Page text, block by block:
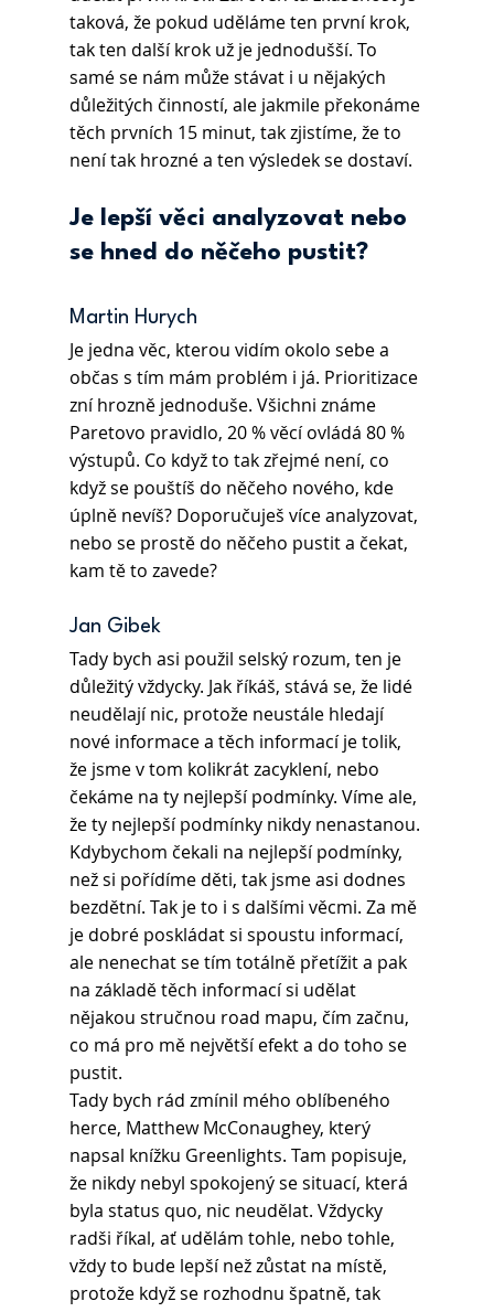
taková, že pokud uděláme ten první krok,
tak ten další krok už je jednodušší. To
samé se nám může stávat i u nějakých
důležitých činností, ale jakmile překonáme
těch prvních 15 minut, tak zjistíme, že to
není tak hrozné a ten výsledek se dostaví.
Je lepší věci analyzovat nebo
se hned do něčeho pustit?
Martin Hurych
Je jedna věc, kterou vidím okolo sebe a
občas s tím mám problém i já. Prioritizace
zní hrozně jednoduše. Všichni známe
Paretovo pravidlo, 20 % věcí ovládá 80 %
výstupů. Co když to tak zřejmé není, co
když se pouštíš do něčeho nového, kde
úplně nevíš? Doporučuješ více analyzovat,
nebo se prostě do něčeho pustit a čekat,
kam tě to zavede?
Jan Gibek
Tady bych asi použil selský rozum, ten je
důležitý vždycky. Jak říkáš, stává se, že lidé
neudělají nic, protože neustále hledají
nové informace a těch informací je tolik,
že jsme v tom kolikrát zacyklení, nebo
čekáme na ty nejlepší podmínky. Víme ale,
že ty nejlepší podmínky nikdy nenastanou.
Kdybychom čekali na nejlepší podmínky,
než si pořídíme děti, tak jsme asi dodnes
bezdětní. Tak je to i s dalšími věcmi. Za mě
je dobré poskládat si spoustu informací,
ale nenechat se tím totálně přetížit a pak
na základě těch informací si udělat
nějakou stručnou road mapu, čím začnu,
co má pro mě největší efekt a do toho se
pustit.
Tady bych rád zmínil mého oblíbeného
herce, Matthew McConaughey, který
napsal knížku Greenlights. Tam popisuje,
že nikdy nebyl spokojený se situací, která
byla status quo, nic neudělat. Vždycky
radši říkal, ať udělám tohle, nebo tohle,
vždy to bude lepší než zůstat na místě,
protože když se rozhodnu špatně, tak